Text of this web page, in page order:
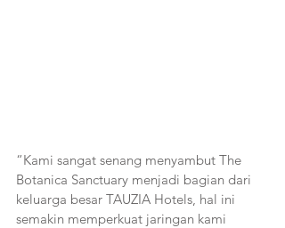
“Kami sangat senang menyambut The
Botanica Sanctuary menjadi bagian dari
keluarga besar TAUZIA Hotels, hal ini
semakin memperkuat jaringan kami